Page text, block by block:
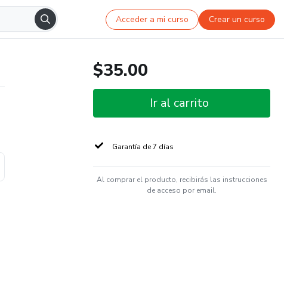
Acceder a mi curso Crear un curso
$35.00
Ir al carrito
Garantía de 7 días
Al comprar el producto, recibirás las instrucciones
de acceso por email.